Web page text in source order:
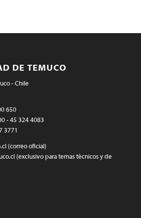
DE TEMUCO
- Chile
650
- 45 324 4083
3771
(correo oficial)
(exclusivo para temas técnicos y de